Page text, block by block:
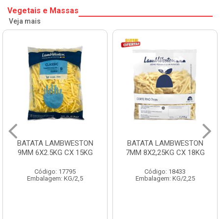
Vegetais e Massas
Veja mais
BATATA LAMBWESTON
9MM 6X2.5KG CX 15KG
Código: 17795
Embalagem: KG/2,5
BATATA LAMBWESTON
7MM 8X2,25KG CX 18KG
Código: 18433
Embalagem: KG/2,25